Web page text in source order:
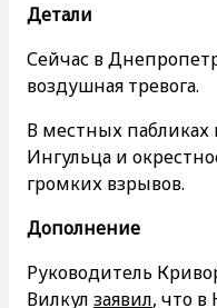
Детали
Сейчас в
воздушная тревога.
В местных
Ингульца и
громких взрывов.
Дополнение
Руководитель
Вилкул заявил, что в